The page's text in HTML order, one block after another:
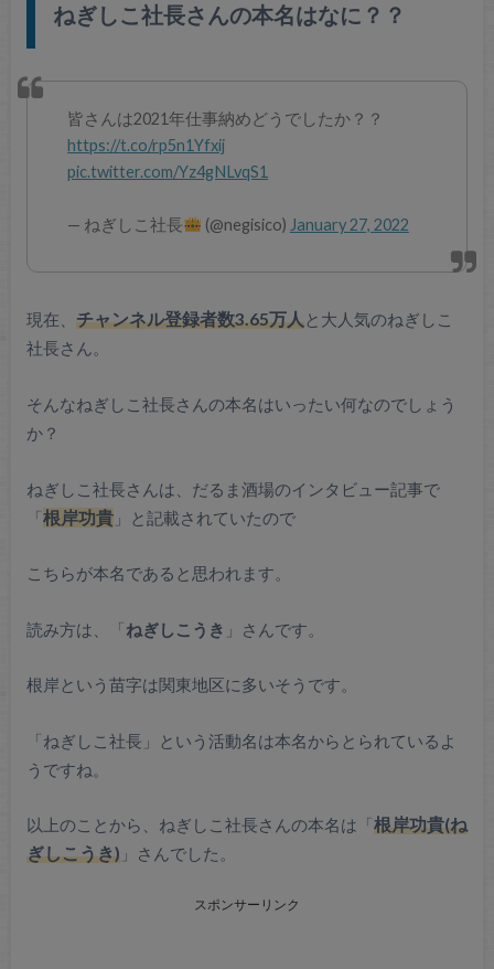
ねぎしこ社長さんの本名はなに？？
皆さんは2021年仕事納めどうでしたか？？
https://t.co/rp5n1Yfxij
pic.twitter.com/Yz4gNLvqS1
— ねぎしこ社長 (@negisico) January 27, 2022
現在、 チャンネル登録者数3.65万人と大人気のねぎしこ
社長さん。
そんなねぎしこ社長さんの本名はいったい何なのでしょう
か？
ねぎしこ社長さんは、だるま酒場のインタビュー記事で
「根岸功貴」と記載されていたので
こちらが本名であると思われます。
読み方は、「ねぎしこうき 」さんです。
根岸という苗字は関東地区に多いそうです。
「ねぎしこ社長」という活動名は本名からとられているよ
うですね。
以上のことから、ねぎしこ社長さんの本名は「根岸功貴(ね
ぎしこうき)」さんでした。
スポンサーリンク